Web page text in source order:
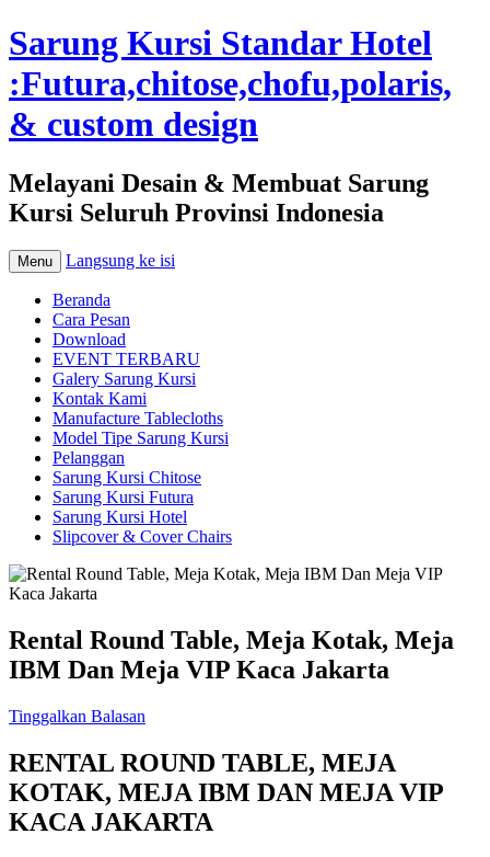
Sarung Kursi Standar Hotel
:Futura,chitose,chofu,polaris,
& custom design
Melayani Desain & Membuat Sarung
Kursi Seluruh Provinsi Indonesia
Menu Langsung ke isi
Beranda
Cara Pesan
Download
EVENT TERBARU
Galery Sarung Kursi
Kontak Kami
Manufacture Tablecloths
Model Tipe Sarung Kursi
Pelanggan
Sarung Kursi Chitose
Sarung Kursi Futura
Sarung Kursi Hotel
Slipcover & Cover Chairs
Rental Round Table, Meja Kotak, Meja
IBM Dan Meja VIP Kaca Jakarta
Tinggalkan Balasan
RENTAL ROUND TABLE, MEJA
KOTAK, MEJA IBM DAN MEJA VIP
KACA JAKARTA